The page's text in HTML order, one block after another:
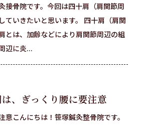
接骨院です。今回は四十肩（肩関節周
ていきたいと思います。 四十肩（肩関
とは、加齢などにより肩関節周辺の組
辺に炎...
、ぎっくり腰に要注意
意こんにちは！笹塚鍼灸整骨院です。